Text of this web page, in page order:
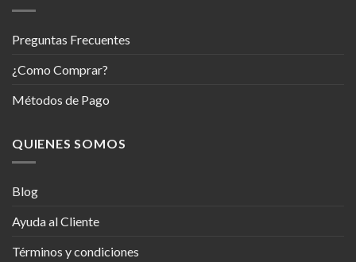
Preguntas Frecuentes
¿Como Comprar?
Métodos de Pago
QUIENES SOMOS
Blog
Ayuda al Cliente
Términos y condiciones